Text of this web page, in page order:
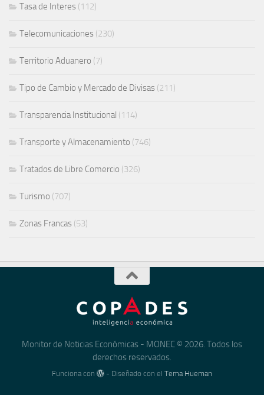
Tasa de Interes (112)
Telecomunicaciones (230)
Territorio Aduanero (7)
Tipo de Cambio y Mercado de Divisas (211)
Transparencia Institucional (114)
Transporte y Almacenamiento (746)
Tratados de Libre Comercio (326)
Turismo (707)
Zonas Francas (53)
Monitor de Noticias Económicas - MONEC © 2026. Todos los
derechos reservados.
Funciona con - Diseñado con elTema Hueman